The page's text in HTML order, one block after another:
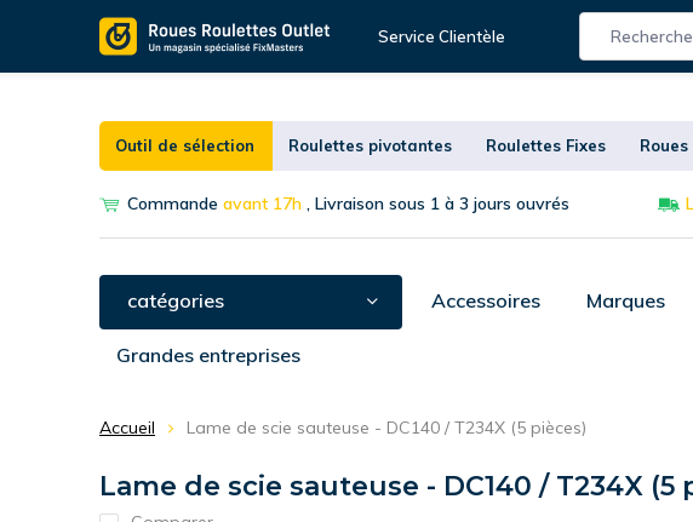
Service Clientèle
Outil de sélection Roulettes pivotantes Roulettes Fixes Roues
Commande avant 17h , Livraison sous 1 à 3 jours ouvrés
catégories Accessoires Marques
Grandes entreprises
Accueil Lame de scie sauteuse - DC140 / T234X (5 pièces)
Lame de scie sauteuse - DC140 / T234X (5